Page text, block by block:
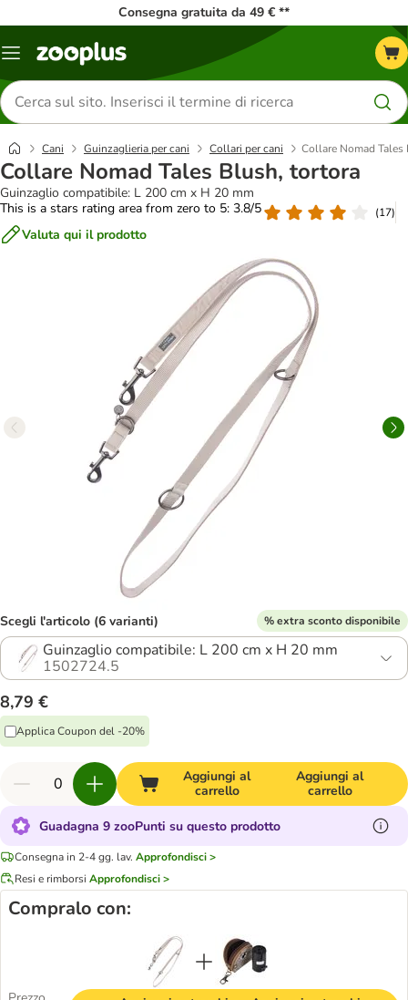
Consegna gratuita da 49 € **
Overview
Cerca
prodotti
Cani Guinzaglieria per cani Collari per cani Collare Nomad
Collare Nomad Tales Blush, tortora
Guinzaglio compatibile: L 200 cm x H 20 mm
This is a stars rating area from zero to 5: 3.8/5
(17)
Valuta qui il prodotto
Scegli l'articolo (6 varianti) % extra sconto disponibile
Guinzaglio compatibile: L 200 cm x H 20 mm
1502724.5
8,79 €
Applica Coupon del -20%
Aggiungi al
carrello
Aggiungi al
carrello
Guadagna 9 zooPunti su questo prodotto
Consegna in 2-4 gg. lav. Approfondisci >
Resi e rimborsi Approfondisci >
Compralo con: